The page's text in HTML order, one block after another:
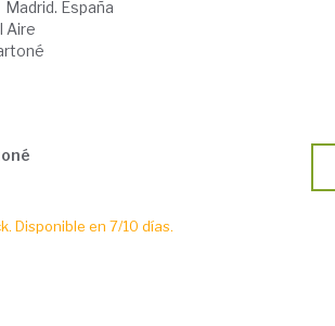
Madrid. España
Aire
Disponible en 7/10 días.